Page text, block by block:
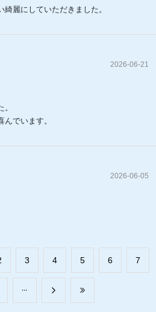
麗にしていただきました。
2026-06-21
でいます。
2026-06-05
​3 ​4 ​5 ​6 ​7